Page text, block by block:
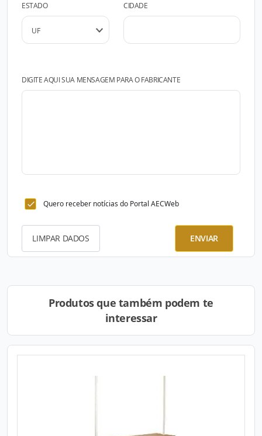
ESTADO CIDADE
DIGITE AQUI SUA MENSAGEM PARA O FABRICANTE
Quero receber notícias do Portal AECWeb
LIMPAR DADOS ENVIAR
Produtos que também podem te
interessar